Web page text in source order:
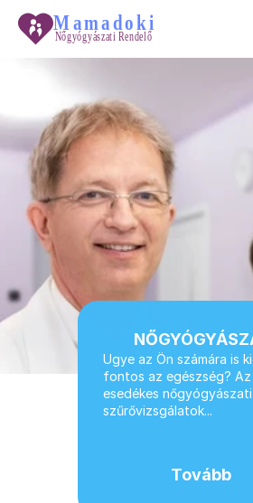
Főoldal
Tudástár
Design
Content
Publish
Ugye az Ön számára is
fontos az egészség?
esedékes nőgyógyászati
szűrővizsgálatok...
Tovább